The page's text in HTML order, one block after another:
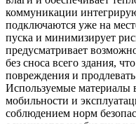
коммуникации
подключаются уже на
пуска и минимизирует
предусматривает
без сноса всего здания,
повреждения и
Используемые материалы
мобильности и
соблюдением норм